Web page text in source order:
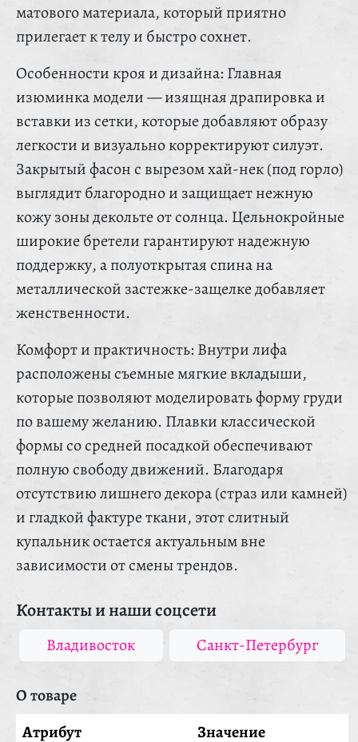
матового материала, который приятно
прилегает к телу и быстро сохнет.
Особенности кроя и дизайна: Главная
изюминка модели — изящная драпировка и
вставки из сетки, которые добавляют образу
легкости и визуально корректируют силуэт.
Закрытый фасон с вырезом хай-нек (под горло)
выглядит благородно и защищает нежную
кожу зоны декольте от солнца. Цельнокройные
широкие бретели гарантируют надежную
поддержку, а полуоткрытая спина на
металлической застежке-защелке добавляет
женственности.
Комфорт и практичность: Внутри лифа
расположены съемные мягкие вкладыши,
которые позволяют моделировать форму груди
по вашему желанию. Плавки классической
формы со средней посадкой обеспечивают
полную свободу движений. Благодаря
отсутствию лишнего декора (страз или камней)
и гладкой фактуре ткани, этот слитный
купальник остается актуальным вне
зависимости от смены трендов.
Контакты и наши соцсети
Владивосток Санкт-Петербург
О товаре
Атрибут
Значение